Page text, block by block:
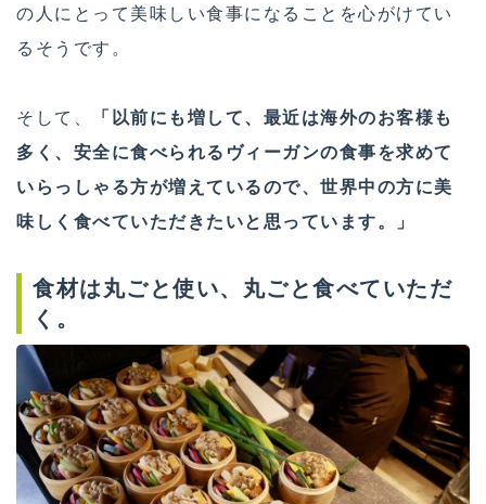
の人にとって美味しい食事になることを心がけてい
るそうです。
そして、
「以前にも増して、最近は海外のお客様も
多く、安全に食べられるヴィーガンの食事を求めて
いらっしゃる方が増えているので、世界中の方に美
味しく食べていただきたいと思っています。」
食材は丸ごと使い、丸ごと食べていただ
く。